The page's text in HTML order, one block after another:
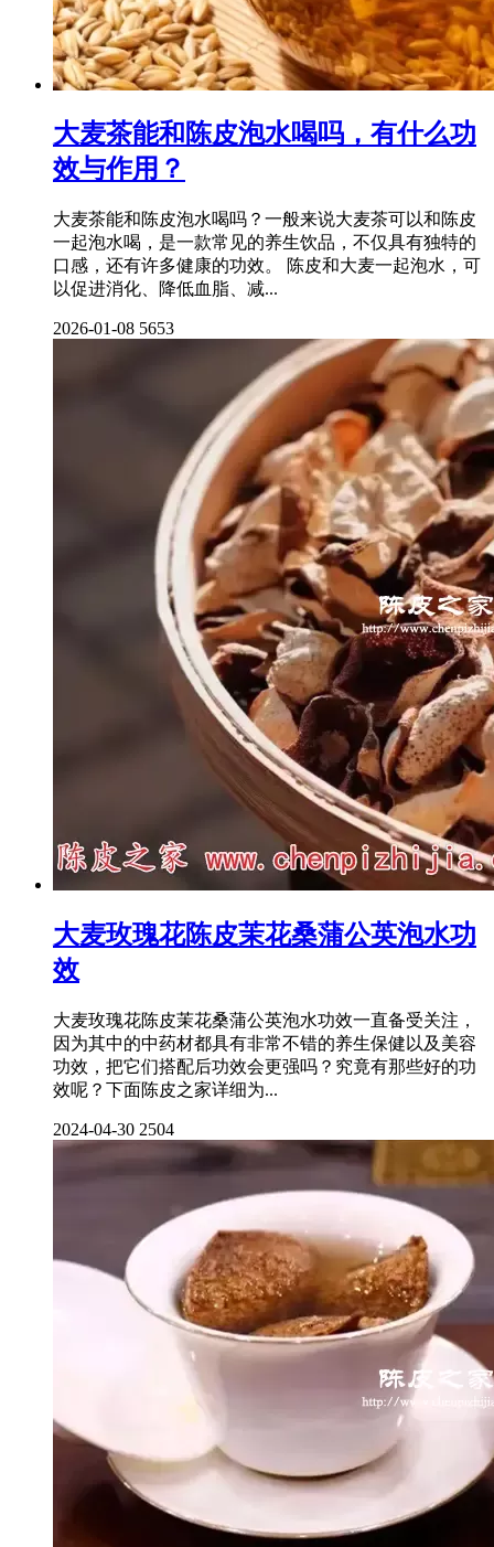
大麦茶能和陈皮泡水喝吗，有什么功
效与作用？
大麦茶能和陈皮泡水喝吗？一般来说大麦茶可以和陈皮
一起泡水喝，是一款常见的养生饮品，不仅具有独特的
口感，还有许多健康的功效。 陈皮和大麦一起泡水，可
以促进消化、降低血脂、减...
2026-01-08 5653
大麦玫瑰花陈皮茉花桑蒲公英泡水功
效
大麦玫瑰花陈皮茉花桑蒲公英泡水功效一直备受关注，
因为其中的中药材都具有非常不错的养生保健以及美容
功效，把它们搭配后功效会更强吗？究竟有那些好的功
效呢？下面陈皮之家详细为...
2024-04-30 2504